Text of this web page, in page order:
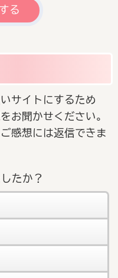
る
サイトにするため
お聞かせください。
感想には返信できま
たか？